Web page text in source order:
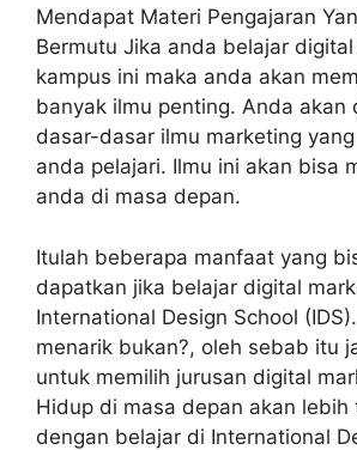
Mendapat Materi Pengajaran
Bermutu Jika anda belajar
kampus ini maka anda akan
banyak ilmu penting. Anda akan
dasar-dasar ilmu marketing
anda pelajari. Ilmu ini akan bisa
anda di masa depan.
Itulah beberapa manfaat yang
dapatkan jika belajar digital
International Design School
menarik bukan?, oleh sebab itu
untuk memilih jurusan digital
Hidup di masa depan akan lebih
dengan belajar di International